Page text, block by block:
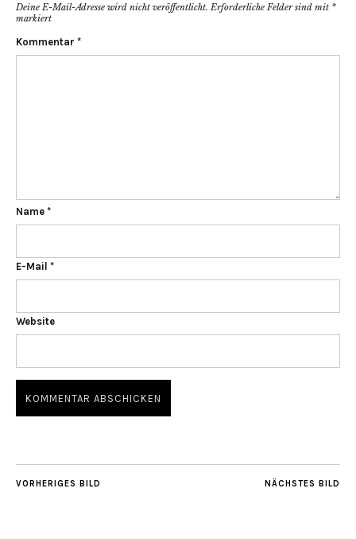
Deine E-Mail-Adresse wird nicht veröffentlicht. Erforderliche Felder sind mit *
markiert
Kommentar *
Name *
E-Mail *
Website
NÄCHSTES BILD
VORHERIGES BILD